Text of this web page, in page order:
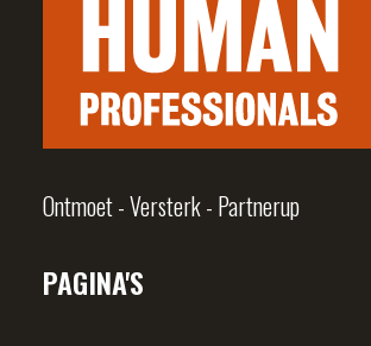
Ontmoet - Versterk - Partnerup
PAGINA'S